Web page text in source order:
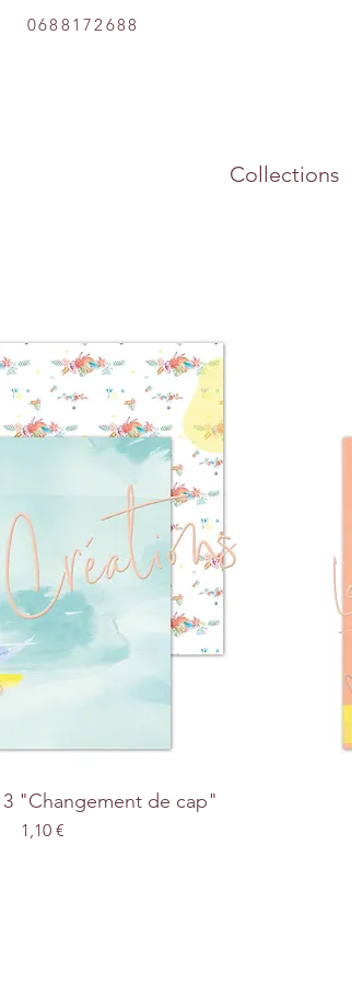
0688172688
Collections
"Changement de cap"
Prix
1,10 €